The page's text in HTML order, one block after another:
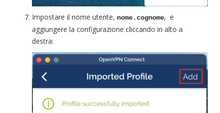
Impostare il nome utente, nome.cognome, e
aggiungere la configurazione cliccando in alto a
destra: